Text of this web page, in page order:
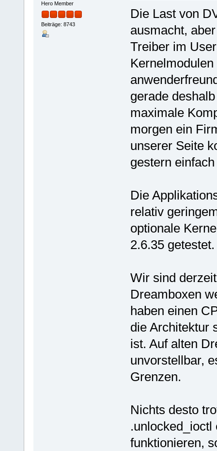
Hero Member
Beiträge: 8743
Die Last von
ausmacht,
Treiber im
gerade
maximale
morgen ein
unserer Seite
gestern
Die
relativ
optionale
2.6.35 getestet.
Wir sind
Dreamboxen
haben einen
die Architektur
ist. Auf alten
unvorstellbar,
Grenzen.
Nichts desto
funktionieren,